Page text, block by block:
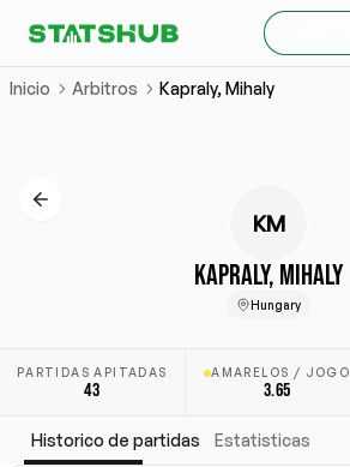
Inicio Arbitros Kapraly, Mihaly
KM
KAPRALY, MIHALY
Hungary
PARTIDAS APITADAS
43
AMARELOS / JOGO
3.65
Historico de partidas Estatisticas